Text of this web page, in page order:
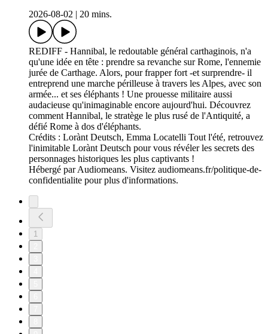
2026-08-02
20 mins.
REDIFF - Hannibal, le redoutable général carthaginois, n'a
qu'une idée en tête : prendre sa revanche sur Rome, l'ennemie
jurée de Carthage. Alors, pour frapper fort -et surprendre- il
entreprend une marche périlleuse à travers les Alpes, avec son
armée... et ses éléphants ! Une prouesse militaire aussi
audacieuse qu'inimaginable encore aujourd'hui. Découvrez
comment Hannibal, le stratège le plus rusé de l'Antiquité, a
défié Rome à dos d'éléphants.
Crédits : Lorànt Deutsch, Emma Locatelli Tout l'été, retrouvez
l'inimitable Lorànt Deutsch pour vous révéler les secrets des
personnages historiques les plus captivants !
Hébergé par Audiomeans. Visitez audiomeans.fr/politique-de-
confidentialite pour plus d'informations.
1